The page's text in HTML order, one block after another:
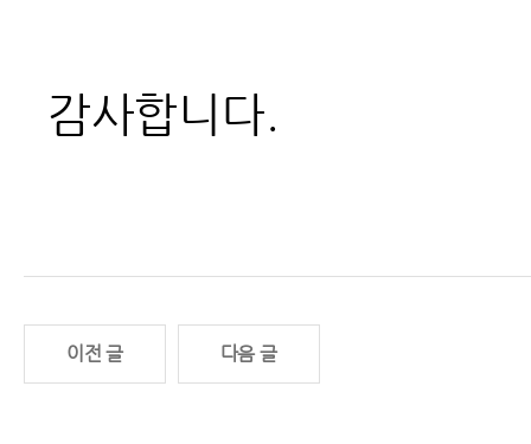
감사합니다.
이전 글 다음 글